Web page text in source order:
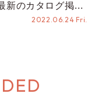
新のカタログ掲載
！
2022.06.24 Fri.